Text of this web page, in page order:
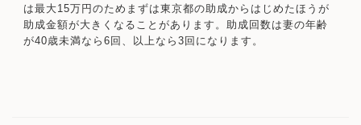
は最大15万円のためまずは東京都の助成からはじめたほうが
助成金額が大きくなることがあります。助成回数は妻の年齢
が40歳未満なら6回、以上なら3回になります。